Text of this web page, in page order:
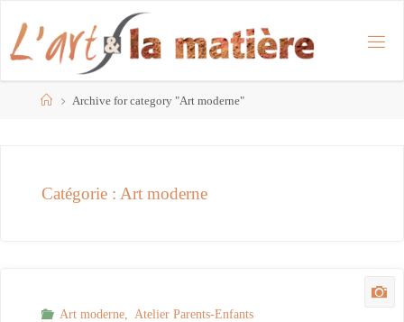
content
HomeArchive for category "Art moderne"
Catégorie : Art moderne
Art moderne, Atelier Parents-Enfants